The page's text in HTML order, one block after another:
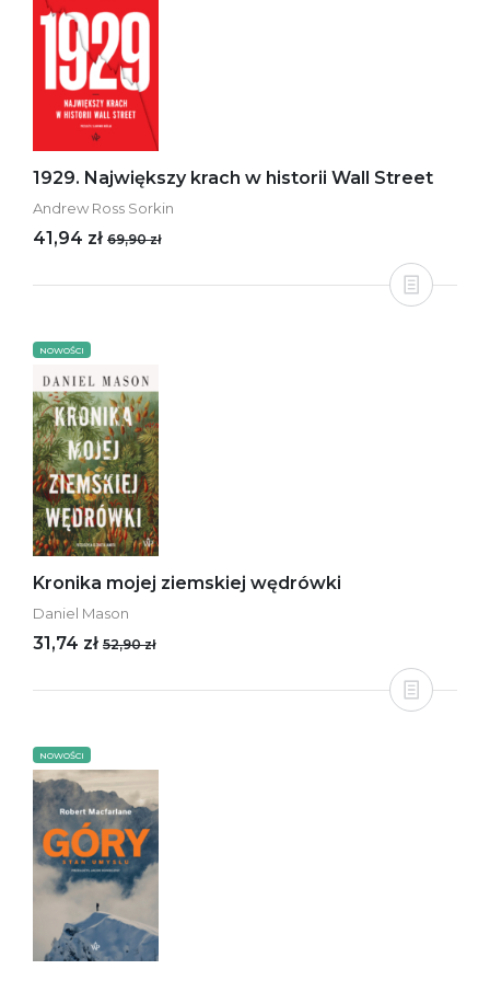
1929. Największy krach w historii Wall Street
Andrew Ross Sorkin
41,94 zł 69,90 zł
NOWOŚCI
Kronika mojej ziemskiej wędrówki
Daniel Mason
31,74 zł 52,90 zł
NOWOŚCI